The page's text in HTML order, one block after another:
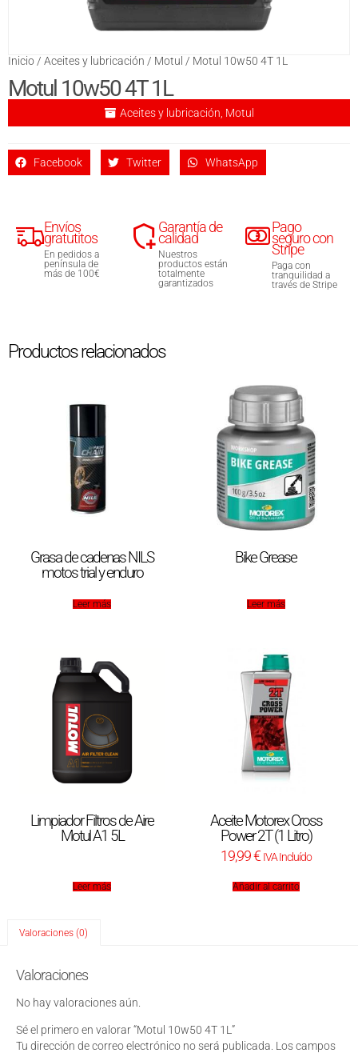
Inicio / Aceites y lubricación / Motul / Motul 10w50 4T 1L
Motul 10w50 4T 1L
Aceites y lubricación Motul
Facebook Twitter WhatsApp
Envíos
gratutitos
En pedidos a
península de
más de 100€
Garantía de
calidad
Nuestros
productos están
totalmente
garantizados
Pago
seguro con
Stripe
Paga con
tranquilidad a
través de Stripe
Productos relacionados
Grasa de cadenas NILS
motos trial y enduro
Leer más
Bike Grease
Leer más
Limpiador Filtros de Aire
Motul A1 5L
Leer más
Aceite Motorex Cross
Power 2T (1 Litro)
19,99€ IVA Incluído
Añadir al carrito
Valoraciones (0)
Valoraciones
No hay valoraciones aún.
Sé el primero en valorar “Motul 10w50 4T 1L”
Tu dirección de correo electrónico no será publicada. Los campos